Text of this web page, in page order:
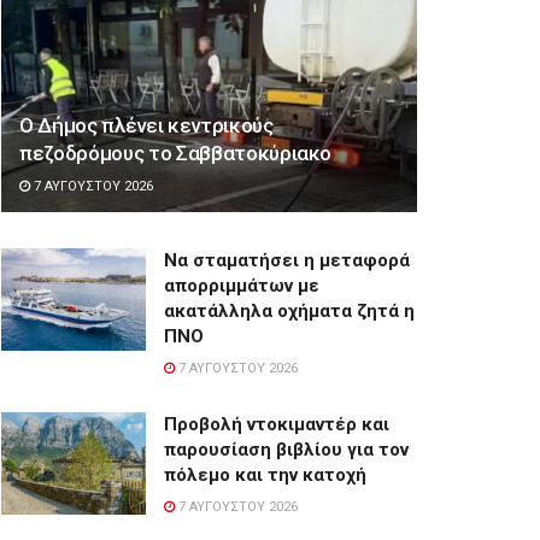
Ο Δήμος πλένει κεντρικούς
πεζοδρόμους το Σαββατοκύριακο
7 ΑΥΓΟΎΣΤΟΥ 2026
Να σταματήσει η μεταφορά
απορριμμάτων με
ακατάλληλα οχήματα ζητά η
ΠΝΟ
7 ΑΥΓΟΎΣΤΟΥ 2026
Προβολή ντοκιμαντέρ και
παρουσίαση βιβλίου για τον
πόλεμο και την κατοχή
7 ΑΥΓΟΎΣΤΟΥ 2026